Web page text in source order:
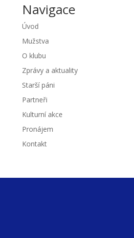
Navigace
Úvod
Mužstva
O klubu
Zprávy a aktuality
Starší páni
Partneři
Kulturní akce
Pronájem
Kontakt